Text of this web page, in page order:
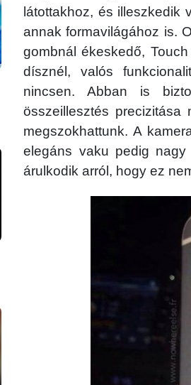
látottakhoz, és illeszkedik
annak formavilágához is.
gombnál ékeskedő,
dísznél, valós
nincsen. Abban is
összeillesztés
megszokhattunk. A
elegáns vaku pedig
árulkodik arról, hogy ez